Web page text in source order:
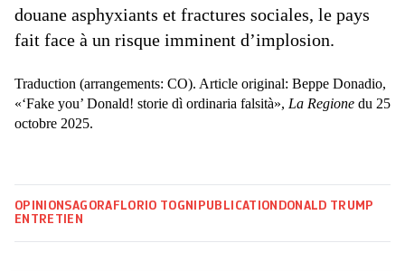
douane asphyxiants et fractures sociales, le pays
fait face à un risque imminent d’implosion.
Traduction (arrangements: CO). Article original: Beppe Donadio,
«‘Fake you’ Donald! storie dì ordinaria falsità», La Regione du 25
octobre 2025.
OPINIONSAGORA FLORIO TOGNI PUBLICATION DONALD TRUMP
ENTRETIEN